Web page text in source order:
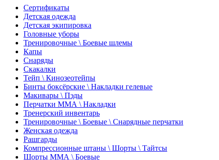
Сертификаты
Детская одежда
Детская экипировка
Головные уборы
Тренировочные \ Боевые шлемы
Капы
Снаряды
Скакалки
Тейп \ Кинозеотейпы
Бинты боксёрские \ Накладки гелевые
Макивары \ Пэды
Перчатки ММА \ Накладки
Тренерский инвентарь
Тренировочные \ Боевые \ Снарядные перчатки
Женская одежда
Рашгарды
Компрессионные штаны \ Шорты \ Тайтсы
Шорты ММА \ Боевые